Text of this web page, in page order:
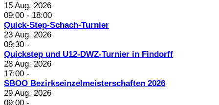
15 Aug. 2026
09:00 - 18:00
Quick-Step-Schach-Turnier
23 Aug. 2026
09:30 -
Quickstep und U12-DWZ-Turnier in Findorff
28 Aug. 2026
17:00 -
SBOO Bezirkseinzelmeisterschaften 2026
29 Aug. 2026
09:00 -